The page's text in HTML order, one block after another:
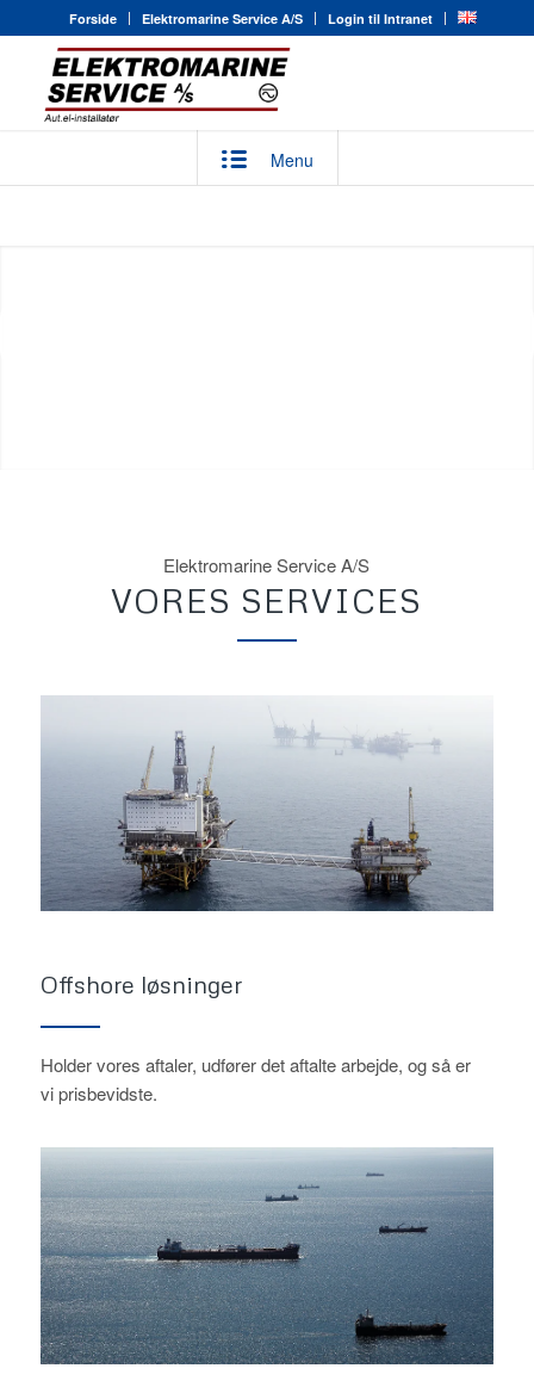
Forside Elektromarine Service A/S Login til Intranet
Menu
Elektromarine Service A/S
VORES SERVICES
Offshore løsninger
Holder vores aftaler, udfører det aftalte arbejde, og så er
vi prisbevidste.